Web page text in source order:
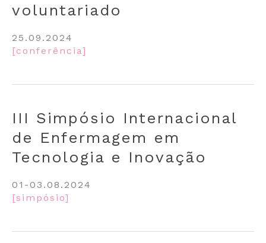
voluntariado
25.09.2024
[conferência]
III Simpósio Internacional
de Enfermagem em
Tecnologia e Inovação
01-03.08.2024
[simpósio]